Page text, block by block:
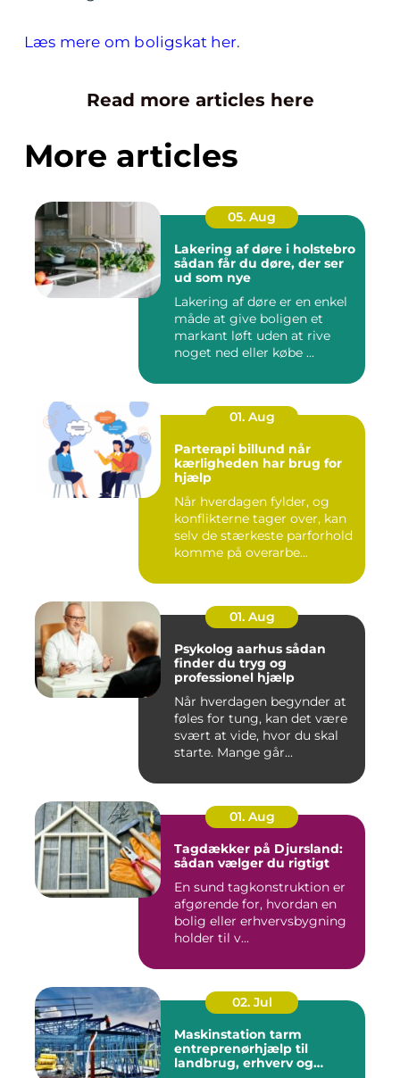
Læs mere om boligskat her.
Read more articles here
More articles
05. Aug
Lakering af døre i holstebro
sådan får du døre, der ser
ud som nye
Lakering af døre er en enkel
måde at give boligen et
markant løft uden at rive
noget ned eller købe ...
01. Aug
Parterapi billund når
kærligheden har brug for
hjælp
Når hverdagen fylder, og
konflikterne tager over, kan
selv de stærkeste parforhold
komme på overarbe...
01. Aug
Psykolog aarhus sådan
finder du tryg og
professionel hjælp
Når hverdagen begynder at
føles for tung, kan det være
svært at vide, hvor du skal
starte. Mange går...
01. Aug
Tagdækker på Djursland:
sådan vælger du rigtigt
En sund tagkonstruktion er
afgørende for, hvordan en
bolig eller erhvervsbygning
holder til v...
02. Jul
Maskinstation tarm
entreprenørhjælp til
landbrug, erhverv og